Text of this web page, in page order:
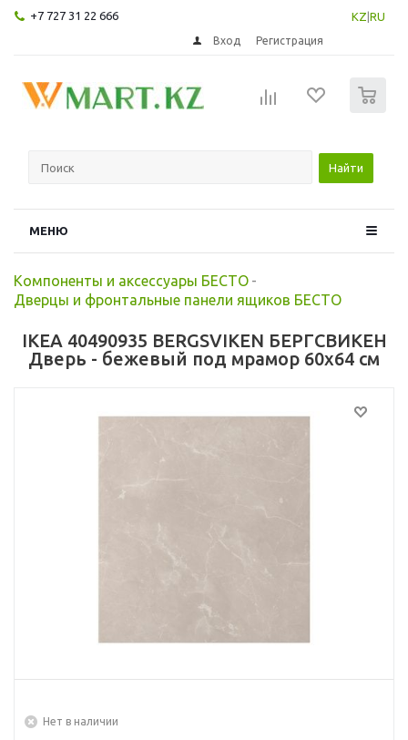
+7 727 31 22 666 KZ RU
Вход Регистрация
Найти
МЕНЮ
Компоненты и аксессуары БЕСТО -
Дверцы и фронтальные панели ящиков БЕСТО
IKEA 40490935 BERGSVIKEN БЕРГСВИКЕН
Дверь - бежевый под мрамор 60x64 см
Нет в наличии